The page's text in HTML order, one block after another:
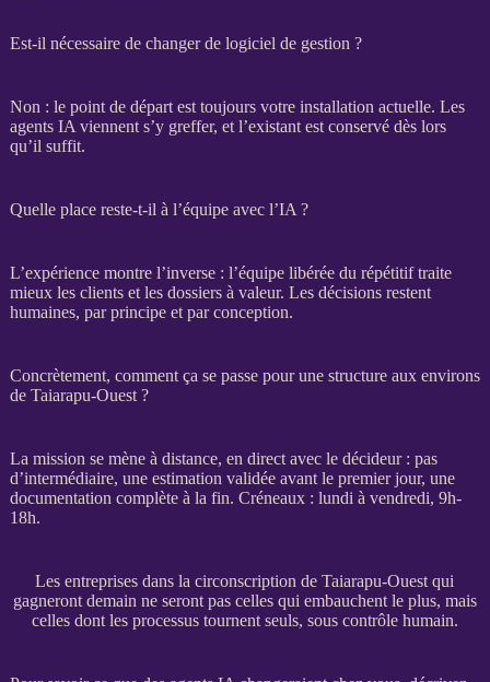
Est-il nécessaire de changer de logiciel de gestion ?
Non : le point de départ est toujours votre installation actuelle. Les
agents IA viennent s’y greffer, et l’existant est conservé dès lors
qu’il suffit.
Quelle place reste-t-il à l’équipe avec l’IA ?
L’expérience montre l’inverse : l’équipe libérée du répétitif traite
mieux les clients et les dossiers à valeur. Les décisions restent
humaines, par principe et par conception.
Concrètement, comment ça se passe pour une structure aux environs
de Taiarapu-Ouest ?
La mission se mène à distance, en direct avec le décideur : pas
d’intermédiaire, une estimation validée avant le premier jour, une
documentation complète à la fin. Créneaux : lundi à vendredi, 9h-
18h.
Les entreprises dans la circonscription de Taiarapu-Ouest qui
gagneront demain ne seront pas celles qui embauchent le plus, mais
celles dont les processus tournent seuls, sous contrôle humain.